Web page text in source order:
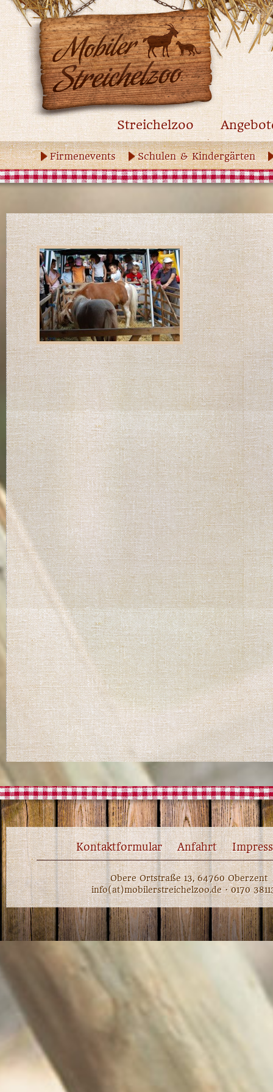
Streichelzoo
Firmenevents Schulen & Kindergärten
Kontaktformular Anfahrt
Obere Ortstraße 13, 64760 Oberzent
info(at)mobilerstreichelzoo.de · 0170